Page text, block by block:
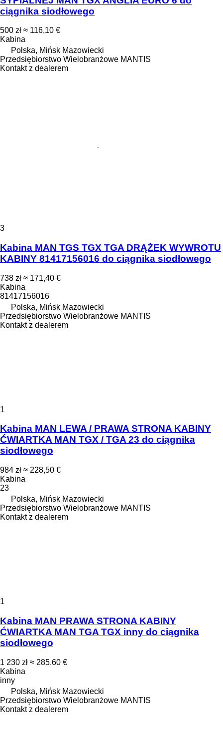
ciągnika siodłowego
500 zł ≈ 116,10 €
Kabina
Polska, Mińsk Mazowiecki
Przedsiębiorstwo Wielobranżowe MANTIS
Kontakt z dealerem
3
Kabina MAN TGS TGX TGA DRĄŻEK WYWROTU
KABINY 81417156016 do ciągnika siodłowego
738 zł ≈ 171,40 €
Kabina
81417156016
Polska, Mińsk Mazowiecki
Przedsiębiorstwo Wielobranżowe MANTIS
Kontakt z dealerem
1
Kabina MAN LEWA / PRAWA STRONA KABINY
ĆWIARTKA MAN TGX / TGA 23 do ciągnika
siodłowego
984 zł ≈ 228,50 €
Kabina
23
Polska, Mińsk Mazowiecki
Przedsiębiorstwo Wielobranżowe MANTIS
Kontakt z dealerem
1
Kabina MAN PRAWA STRONA KABINY
ĆWIARTKA MAN TGA TGX inny do ciągnika
siodłowego
1 230 zł ≈ 285,60 €
Kabina
inny
Polska, Mińsk Mazowiecki
Przedsiębiorstwo Wielobranżowe MANTIS
Kontakt z dealerem